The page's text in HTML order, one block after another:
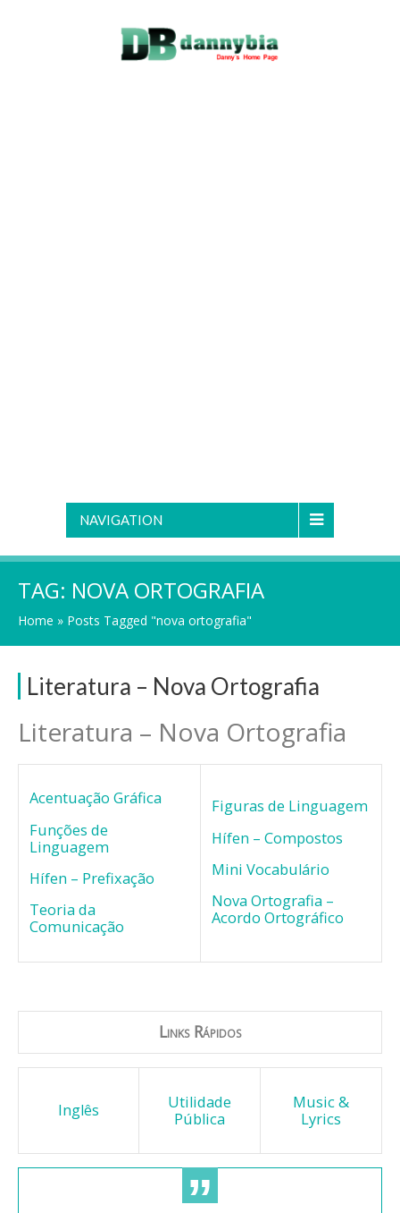
NAVIGATION
TAG: NOVA ORTOGRAFIA
Home » Posts Tagged "nova ortografia"
Literatura – Nova Ortografia
Literatura – Nova Ortografia
Acentuação Gráfica
Funções de
Linguagem
Hífen – Prefixação
Teoria da
Comunicação
Figuras de Linguagem
Hífen – Compostos
Mini Vocabulário
Nova Ortografia –
Acordo Ortográfico
Links Rápidos
Inglês
Utilidade
Pública
Music &
Lyrics